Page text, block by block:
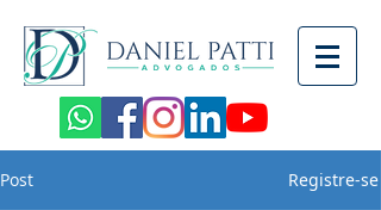
Post Registre-se